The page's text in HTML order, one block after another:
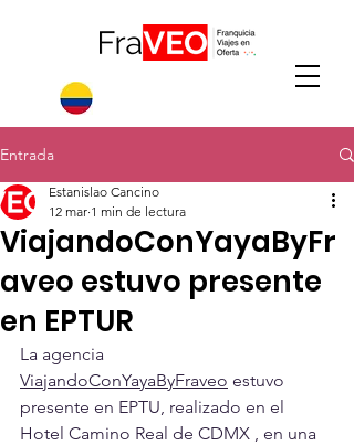
Entrada
ViajandoConYayaByFr
aveo estuvo presente
en EPTUR
Estanislao Cancino
12 mar 1 min de lectura
La agencia
ViajandoConYayaByFraveo estuvo
presente en EPTU, realizado en el
Hotel Camino Real de CDMX , en una